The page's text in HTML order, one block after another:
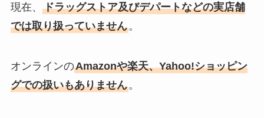
現在、 ドラッグストア及びデパートなどの実店舗
では取り扱っていません。
オンラインのAmazonや楽天、Yahoo!ショッピン
グでの扱いもありません。